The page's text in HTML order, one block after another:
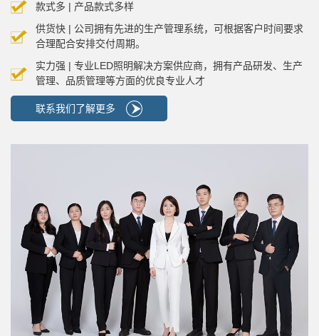
款式多 | 产品款式多样
供货快 | 公司拥有先进的生产管理系统，可根据客户时间要求
合理配合安排交付周期。
实力强 | 专业LED照明解决方案供应商，拥有产品研发、生产
管理、品质管理等方面的优良专业人才
联系我们了解更多